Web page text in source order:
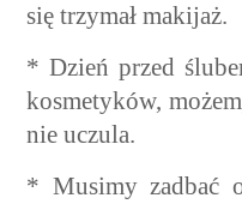
się trzymał makijaż.
* Dzień przed
kosmetyków,
nie uczula.
* Musimy zadbać